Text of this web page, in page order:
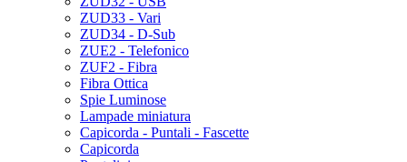
ZUD33 - Vari
ZUD34 - D-Sub
ZUE2 - Telefonico
ZUF2 - Fibra
Fibra Ottica
Spie Luminose
Lampade miniatura
Capicorda - Puntali - Fascette
Capicorda